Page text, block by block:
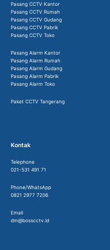
Pasang CCTV Kantor
Pasang CCTV Rumah
Pasang CCTV Gudang
Pasang CCTV Pabrik
Pasang CCTV Toko
Pasang Alarm Kantor
Pasang Alarm Rumah
Pasang Alarm Gudang
Pasang Alarm Pabrik
Pasang Alarm Toko
Paket CCTV Tangerang
Kontak
Telephone
021-531 491 71
Phone/WhatsApp
0821 2977 7206
Email
dm@bosscctv.id